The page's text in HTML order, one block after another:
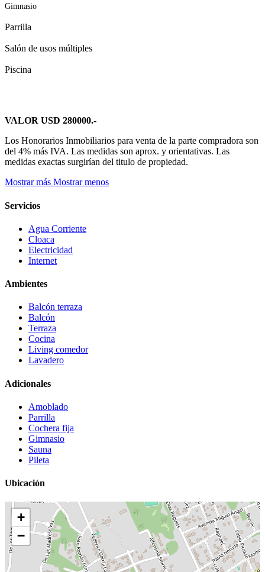
Gimnasio
Parrilla
Salón de usos múltiples
Piscina
VALOR USD 280000.-
Los Honorarios Inmobiliarios para venta de la parte compradora son
del 4% más IVA. Las medidas son aprox. y orientativas. Las
medidas exactas surgirían del titulo de propiedad.
Mostrar más Mostrar menos
Servicios
Agua Corriente
Cloaca
Electricidad
Internet
Ambientes
Balcón terraza
Balcón
Terraza
Cocina
Living comedor
Lavadero
Adicionales
Amoblado
Parrilla
Cochera fija
Gimnasio
Sauna
Pileta
Ubicación
+
−